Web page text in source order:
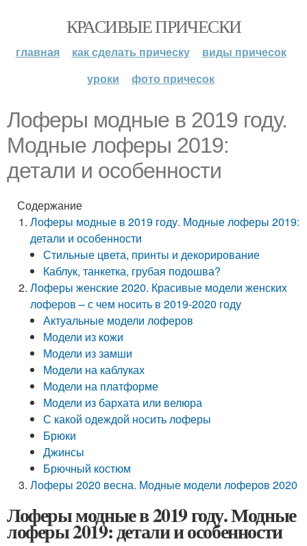
КРАСИВЫЕ ПРИЧЕСКИ
главная как сделать прическу
виды причесок
уроки
фото причесок
Лоферы модные в 2019 году.
Модные лоферы 2019:
детали и особенности
Содержание
Лоферы модные в 2019 году. Модные лоферы 2019:
детали и особенности
Стильные цвета, принты и декорирование
Каблук, танкетка, грубая подошва?
Лоферы женские 2020. Красивые модели женских
лоферов – с чем носить в 2019-2020 году
Актуальные модели лоферов
Модели из кожи
Модели из замши
Модели на каблуках
Модели на платформе
Модели из бархата или велюра
С какой одеждой носить лоферы
Брюки
Джинсы
Брючный костюм
Лоферы 2020 весна. Модные модели лоферов 2020
Лоферы модные в 2019 году. Модные
лоферы 2019: детали и особенности